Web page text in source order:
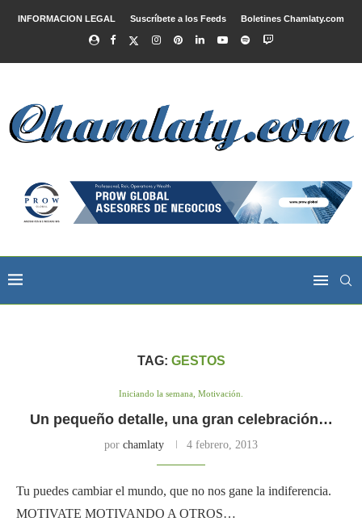
INFORMACION LEGAL Suscríbete a los Feeds Boletines Chamlaty.com
TAG: GESTOS
Iniciando la semana, Motivación.
Un pequeño detalle, una gran celebración…
por chamlaty 4 febrero, 2013
Tu puedes cambiar el mundo, que no nos gane la indiferencia.
MOTIVATE MOTIVANDO A OTROS…